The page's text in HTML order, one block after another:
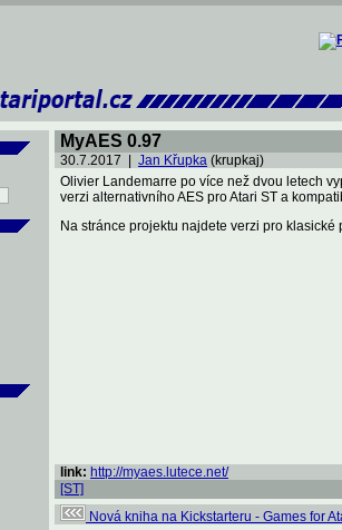
MyAES 0.97
30.7.2017 | Jan Křupka (krupkaj)
Olivier Landemarre po více než dvou letech
verzi alternativního AES pro Atari ST a
Na stránce projektu najdete verzi pro
link: http://myaes.lutece.net/
[ST]
Nová kniha na Kickstarteru - Games for